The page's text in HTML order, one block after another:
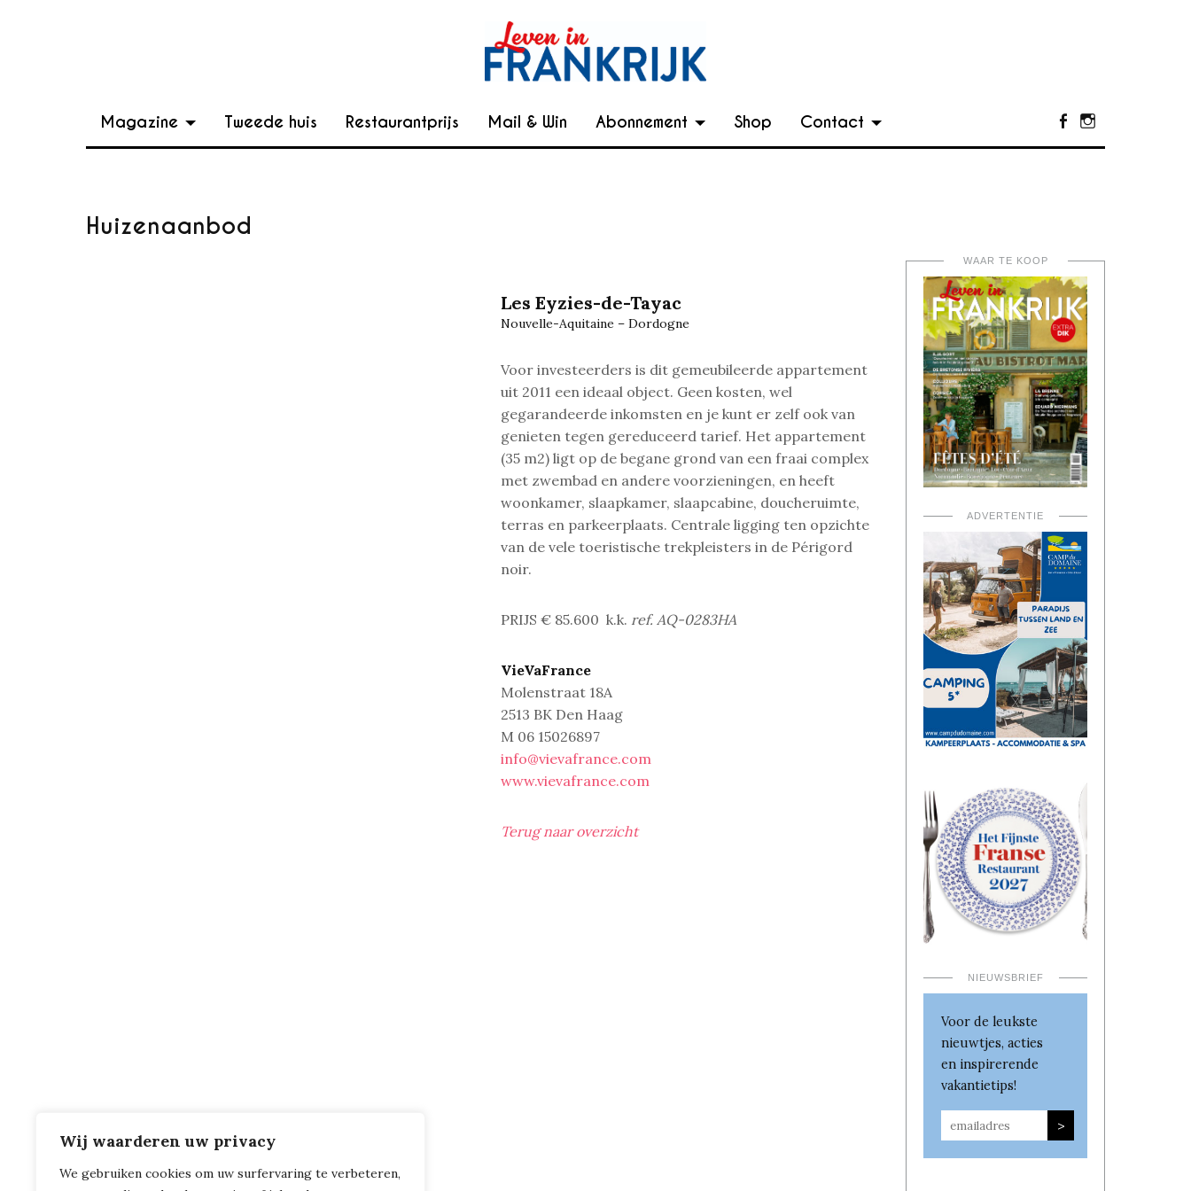
Wij waarderen uw privacy
We gebruiken cookies om uw surfervaring te verbeteren,
Magazine Tweede huis Restaurantprijs Mail & Win Abonnement Shop Contact Facebook
Huizenaanbod
Les Eyzies-de-Tayac
Nouvelle-Aquitaine – Dordogne
Voor investeerders is dit gemeubileerde appartement
uit 2011 een ideaal object. Geen kosten, wel
gegarandeerde inkomsten en je kunt er zelf ook van
genieten tegen gereduceerd tarief. Het appartement
(35 m2) ligt op de begane grond van een fraai complex
met zwembad en andere voorzieningen, en heeft
woonkamer, slaapkamer, slaapcabine, doucheruimte,
terras en parkeerplaats. Centrale ligging ten opzichte
van de vele toeristische trekpleisters in de Périgord
noir.
PRIJS € 85.600 k.k. ref. AQ-0283HA
VieVaFrance
Molenstraat 18A
2513 BK Den Haag
M 06 15026897
info@vievafrance.com
www.vievafrance.com
Terug naar overzicht
WAAR TE KOOP
ADVERTENTIE
NIEUWSBRIEF
Voor de leukste
nieuwtjes, acties
en inspirerende
vakantietips!